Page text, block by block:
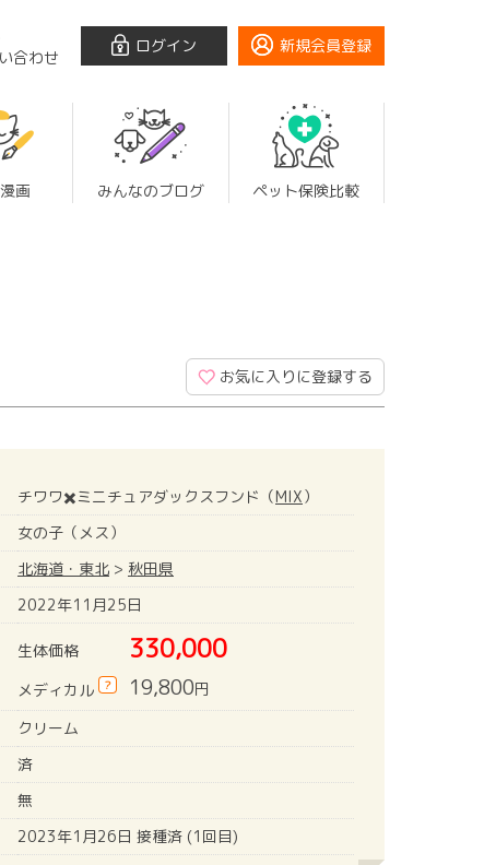
合わせ
ログイン 新規会員登録
画 みんなのブログ ペット保険比較
お気に入りに登録する
チワワ✖️ミニチュアダックスフンド（MIX）
女の子（メス）
北海道・東北 > 秋田県
2022年11月25日
生体価格 330,000
メディカル ? 19,800円
クリーム
済
無
2023年1月26日 接種済 (1回目)